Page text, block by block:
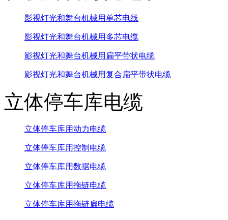
影视灯光和舞台机械用单芯电线
影视灯光和舞台机械用多芯电缆
影视灯光和舞台机械用扁平带状电缆
影视灯光和舞台机械用复合扁平带状电缆
立体停车库电缆
立体停车库用动力电缆
立体停车库用控制电缆
立体停车库用数据电缆
立体停车库用拖链电缆
立体停车库用拖链扁电缆